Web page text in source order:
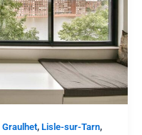
Graulhet, Lisle-sur-Tarn,